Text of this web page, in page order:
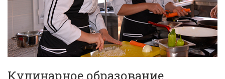
Кулинарное образование